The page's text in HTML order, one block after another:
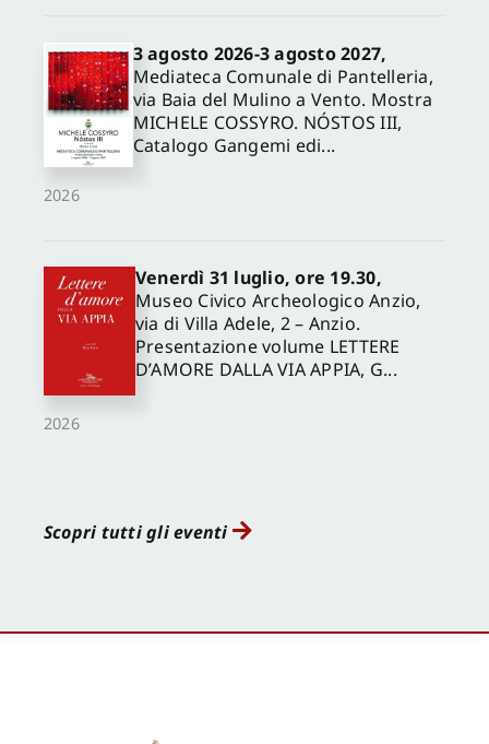
2026
3 agosto 2026-3 agosto 2027,
Mediateca Comunale di Pantelleria,
via Baia del Mulino a Vento. Mostra
MICHELE COSSYRO. NÓSTOS III,
Catalogo Gangemi edi...
2026
Venerdì 31 luglio, ore 19.30,
Museo Civico Archeologico Anzio,
via di Villa Adele, 2 – Anzio.
Presentazione volume LETTERE
D’AMORE DALLA VIA APPIA, G...
Scopri tutti gli eventi